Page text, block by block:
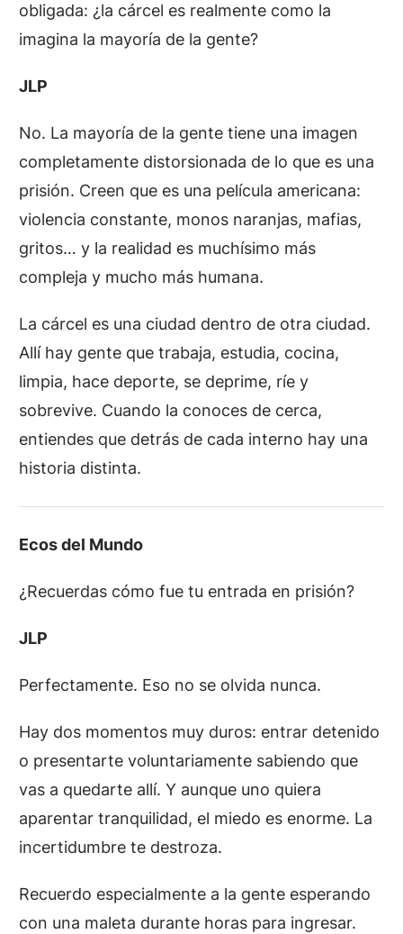
obligada: ¿la cárcel es realmente como la
imagina la mayoría de la gente?
JLP
No. La mayoría de la gente tiene una imagen
completamente distorsionada de lo que es una
prisión. Creen que es una película americana:
violencia constante, monos naranjas, mafias,
gritos… y la realidad es muchísimo más
compleja y mucho más humana.
La cárcel es una ciudad dentro de otra ciudad.
Allí hay gente que trabaja, estudia, cocina,
limpia, hace deporte, se deprime, ríe y
sobrevive. Cuando la conoces de cerca,
entiendes que detrás de cada interno hay una
historia distinta.
Ecos del Mundo
¿Recuerdas cómo fue tu entrada en prisión?
JLP
Perfectamente. Eso no se olvida nunca.
Hay dos momentos muy duros: entrar detenido
o presentarte voluntariamente sabiendo que
vas a quedarte allí. Y aunque uno quiera
aparentar tranquilidad, el miedo es enorme. La
incertidumbre te destroza.
Recuerdo especialmente a la gente esperando
con una maleta durante horas para ingresar.